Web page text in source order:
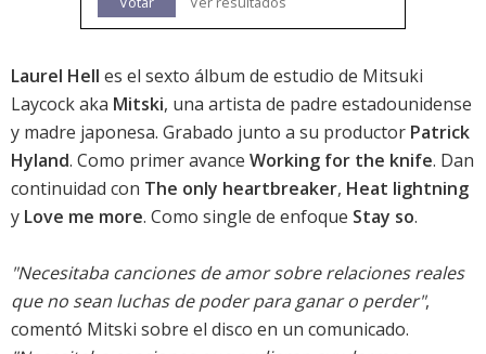
Laurel Hell es el sexto álbum de estudio de Mitsuki
Laycock aka Mitski, una artista de padre estadounidense
y madre japonesa. Grabado junto a su productor Patrick
Hyland. Como primer avance Working for the knife. Dan
continuidad con The only heartbreaker, Heat lightning
y Love me more. Como single de enfoque Stay so.
"Necesitaba canciones de amor sobre relaciones reales
que no sean luchas de poder para ganar o perder",
comentó Mitski sobre el disco en un comunicado.